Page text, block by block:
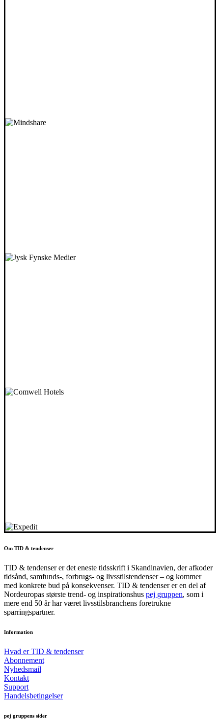
Om TID & tendenser
TID & tendenser er det eneste tidsskrift i Skandinavien, der afkoder
tidsånd, samfunds-, forbrugs- og livsstilstendenser – og kommer
med konkrete bud på konsekvenser. TID & tendenser er en del af
Nordeuropas største trend- og inspirationshus pej gruppen, som i
mere end 50 år har været livsstilsbranchens foretrukne
sparringspartner.
Information
Hvad er TID & tendenser
Abonnement
Nyhedsmail
Kontakt
Support
Handelsbetingelser
pej gruppens sider